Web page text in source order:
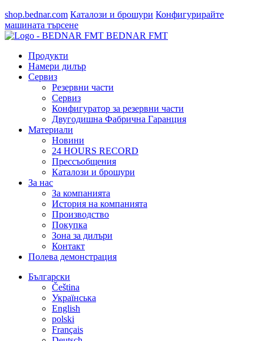
shop.bednar.com Каталози и брошури Конфигурирайте
машината търсене
BEDNAR FMT
Продукти
Намери дилър
Сервиз
Резервни части
Сервиз
Конфигуратор за резервни части
Двугодишна Фабрична Гаранция
Материали
Новини
24 HOURS RECORD
Прессъобщения
Каталози и брошури
За нас
За компанията
История на компанията
Производство
Покупка
Зона за дилъри
Контакт
Полева демонстрация
Български
Čeština
Українська
English
polski
Français